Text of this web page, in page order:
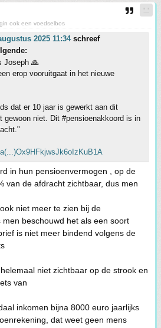
ook een voedselbos
2025 11:34schreef
Joseph 🙏
erop vooruitgaat in het nieuwe
dat er 10 jaar is gewerkt aan dit
gewoon niet. Dit #pensioenakkoord is in
in hun pensioenvermogen , op de
van de afdracht zichtbaar, dus men
niet meer te zien bij de
beschouwd het als een soort
is niet meer bindend volgens de
niet zichtbaar op de strook en
van
inkomen bijna 8000 euro jaarlijks
dat weet geen mens